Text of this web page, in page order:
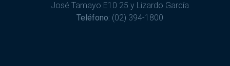
José Tamayo E10 25 y Lizardo García
Teléfono: (02) 394-1800